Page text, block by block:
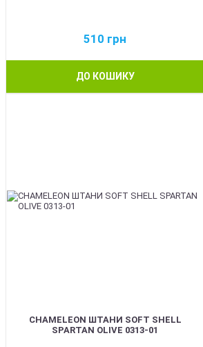
510 грн
ДО КОШИКУ
CHAMELEON ШТАНИ SOFT SHELL
SPARTAN OLIVE 0313-01